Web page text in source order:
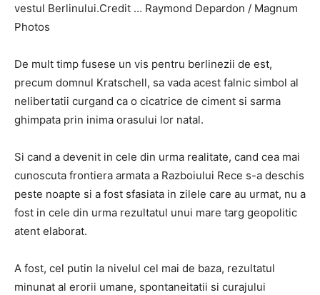
vestul Berlinului.Credit … Raymond Depardon / Magnum
Photos
De mult timp fusese un vis pentru berlinezii de est,
precum domnul Kratschell, sa vada acest falnic simbol al
nelibertatii curgand ca o cicatrice de ciment si sarma
ghimpata prin inima orasului lor natal.
Si cand a devenit in cele din urma realitate, cand cea mai
cunoscuta frontiera armata a Razboiului Rece s-a deschis
peste noapte si a fost sfasiata in zilele care au urmat, nu a
fost in cele din urma rezultatul unui mare targ geopolitic
atent elaborat.
A fost, cel putin la nivelul cel mai de baza, rezultatul
minunat al erorii umane, spontaneitatii si curajului